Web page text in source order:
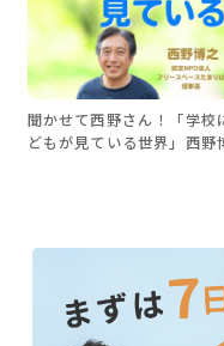
聞かせて西野さん！「学校
どもが見ている世界」西野